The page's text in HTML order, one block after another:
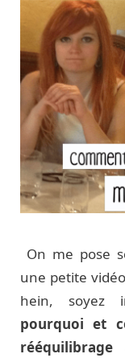
On me pose
une petite
hein, soyez
pourquoi et